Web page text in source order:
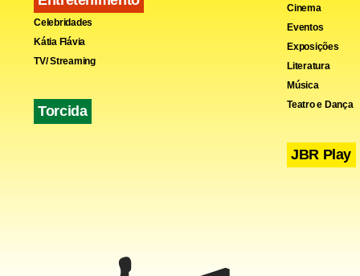
Celebridades
Kátia Flávia
TV/ Streaming
Torcida
Cinema
Eventos
Exposições
Literatura
Música
Teatro e Dança
JBR Play